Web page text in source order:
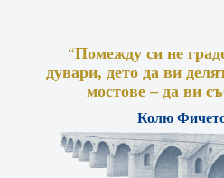
“Помежду си не
дувари, дето да ви
мостове – да ви
Колю